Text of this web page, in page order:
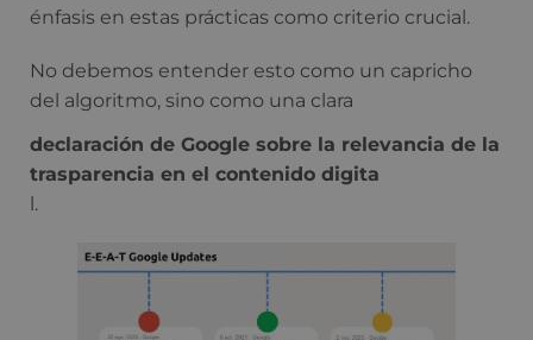
énfasis en estas prácticas como criterio crucial.
No debemos entender esto como un capricho
del algoritmo, sino como una clara
declaración de Google sobre la relevancia de la
trasparencia en el contenido digita
l.